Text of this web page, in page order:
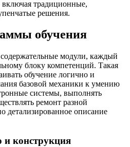
включая традиционные,
решения.
обучения
модули, каждый
блоку компетенций. Такая
обучение логично и
базовой механики к умению
системы, выполнять
ремонт разной
детализированное описание
и конструкция